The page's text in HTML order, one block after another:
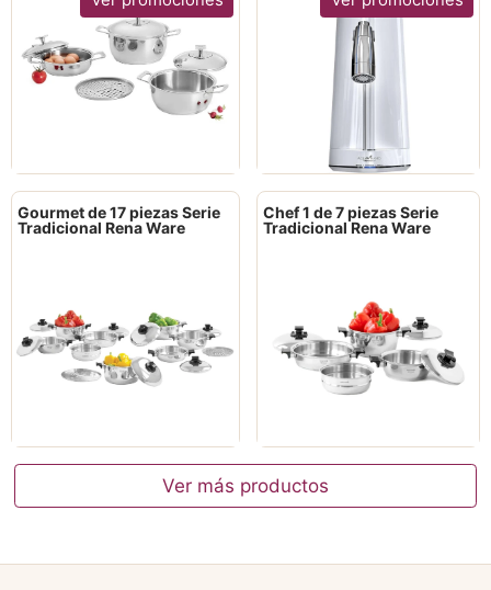
Gourmet de 17 piezas Serie
Tradicional Rena Ware
Chef 1 de 7 piezas Serie
Tradicional Rena Ware
Ver más productos